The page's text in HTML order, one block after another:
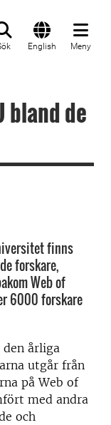
English Meny
bland de
finns
forskare,
Web of
6000 forskare
årliga
utgår från
på Web of
med andra
och